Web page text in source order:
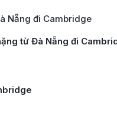
Nẵng đi Cambridge
từ Đà Nẵng đi